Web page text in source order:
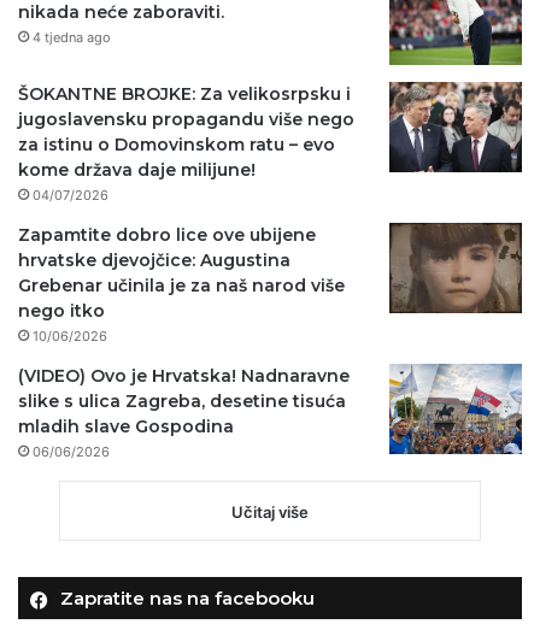
nikada neće zaboraviti.
4 tjedna ago
ŠOKANTNE BROJKE: Za velikosrpsku i
jugoslavensku propagandu više nego
za istinu o Domovinskom ratu – evo
kome država daje milijune!
04/07/2026
Zapamtite dobro lice ove ubijene
hrvatske djevojčice: Augustina
Grebenar učinila je za naš narod više
nego itko
10/06/2026
(VIDEO) Ovo je Hrvatska! Nadnaravne
slike s ulica Zagreba, desetine tisuća
mladih slave Gospodina
06/06/2026
Učitaj više
Zapratite nas na facebooku